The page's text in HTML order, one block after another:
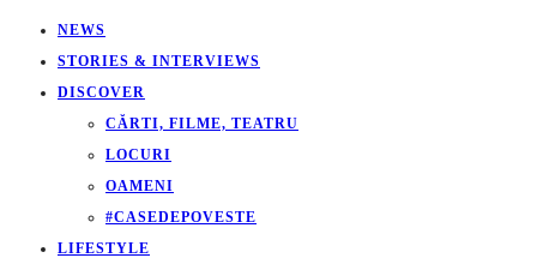
NEWS
STORIES & INTERVIEWS
DISCOVER
CĂRTI, FILME, TEATRU
LOCURI
OAMENI
#CASEDEPOVESTE
LIFESTYLE